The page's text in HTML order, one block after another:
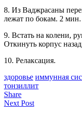
8. Из Ваджрасаны
лежат по бокам. 2 мин.
9. Встать на колени,
Откинуть корпус
10. Релаксация.
здоровье иммунная
тонзиллит
Share
Next Post